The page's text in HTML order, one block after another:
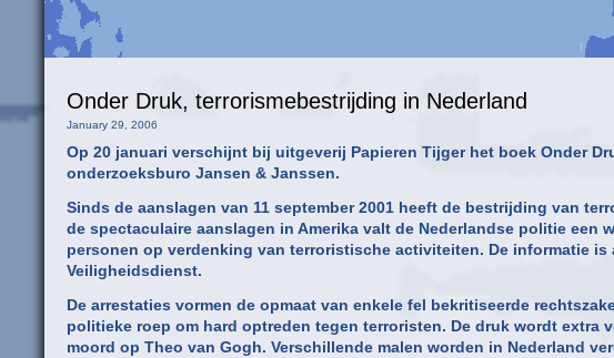
Onder Druk, terrorismebestrijding in Nederland
January 29, 2006
Op 20 januari verschijnt bij uitgeverij Papieren Tijger het boek Onder
onderzoeksburo Jansen & Janssen.
Sinds de aanslagen van 11 september 2001 heeft de bestrijding van
de spectaculaire aanslagen in Amerika valt de Nederlandse politie een
personen op verdenking van terroristische activiteiten. De informatie
Veiligheidsdienst.
De arrestaties vormen de opmaat van enkele fel bekritiseerde
politieke roep om hard optreden tegen terroristen. De druk wordt extra
moord op Theo van Gogh. Verschillende malen worden in Nederland